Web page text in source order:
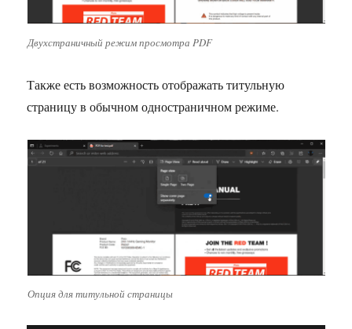
Двухстраничный режим просмотра PDF
Также есть возможность отображать титульную
страницу в обычном одностраничном режиме.
Опция для титульной страницы